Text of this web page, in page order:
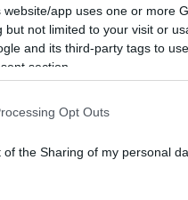
website/app uses one or more
but not limited to your visit or
and its third-party tags to
section.
Opt Outs
the Sharing of my personal
elettronica
si distingue per il
References,
Acker, offre